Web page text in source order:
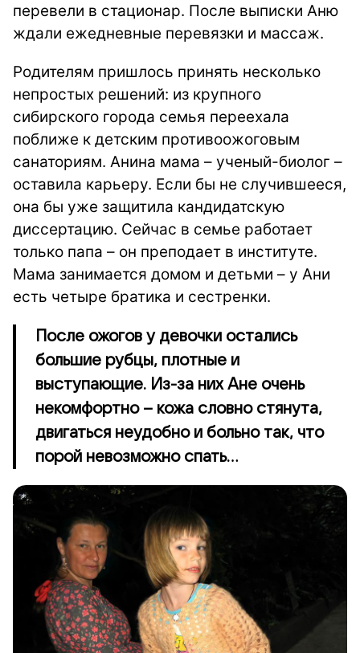
перевели в стационар. После выписки Аню
ждали ежедневные перевязки и массаж.
Родителям пришлось принять несколько
непростых решений: из крупного
сибирского города семья переехала
поближе к детским противоожоговым
санаториям. Анина мама – ученый-биолог –
оставила карьеру. Если бы не случившееся,
она бы уже защитила кандидатскую
диссертацию. Сейчас в семье работает
только папа – он преподает в институте.
Мама занимается домом и детьми – у Ани
есть четыре братика и сестренки.
После ожогов у девочки остались
большие рубцы, плотные и
выступающие. Из-за них Ане очень
некомфортно – кожа словно стянута,
двигаться неудобно и больно так, что
порой невозможно спать...